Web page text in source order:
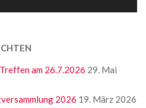
am 26.7.2026 29. Mai
2026 19. März 2026